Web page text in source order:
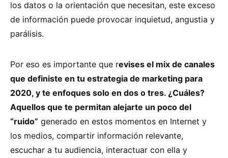
los datos o la orientación que necesitan, este exceso
de información puede provocar inquietud, angustia y
parálisis.
Por eso es importante que revises el mix de canales
que definiste en tu estrategia de marketing para
2020, y te enfoques solo en dos o tres. ¿Cuáles?
Aquellos que te permitan alejarte un poco del
“ruido” generado en estos momentos en Internet y
los medios, compartir información relevante,
escuchar a tu audiencia, interactuar con ella y